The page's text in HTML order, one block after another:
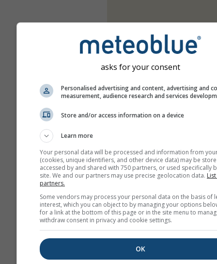
asks for your consent
Personalised advertising and content, advertising and
measurement, audience research and services
Store and/or access information on a device
Learn more
Your personal data will be processed and information from
(cookies, unique identifiers, and other device data) may be
accessed by and shared with 750 partners, or used specifically
site. We and our partners may use precise geolocation data.
partners.
Some vendors may process your personal data on the basis of
interest, which you can object to by managing your options
for a link at the bottom of this page or in the site menu to
withdraw consent in privacy and cookie settings.
OK